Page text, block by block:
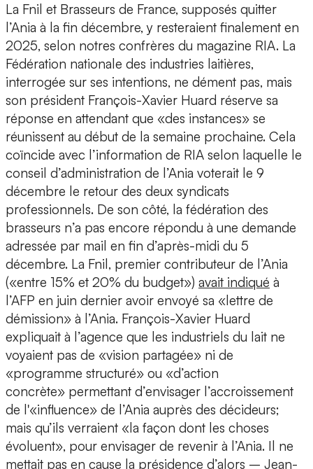
La Fnil et Brasseurs de France, supposés quitter
l’Ania à la fin décembre, y resteraient finalement en
2025, selon notres confrères du magazine RIA. La
Fédération nationale des industries laitières,
interrogée sur ses intentions, ne dément pas, mais
son président François-Xavier Huard réserve sa
réponse en attendant que «des instances» se
réunissent au début de la semaine prochaine. Cela
coïncide avec l’information de RIA selon laquelle le
conseil d’administration de l’Ania voterait le 9
décembre le retour des deux syndicats
professionnels. De son côté, la fédération des
brasseurs n’a pas encore répondu à une demande
adressée par mail en fin d’après-midi du 5
décembre. La Fnil, premier contributeur de l’Ania
(«entre 15% et 20% du budget») avait indiqué à
l’AFP en juin dernier avoir envoyé sa «lettre de
démission» à l’Ania. François-Xavier Huard
expliquait à l’agence que les industriels du lait ne
voyaient pas de «vision partagée» ni de
«programme structuré» ou «d’action
concrète» permettant d’envisager l’accroissement
de l'«influence» de l’Ania auprès des décideurs;
mais qu’ils verraient «la façon dont les choses
évoluent», pour envisager de revenir à l’Ania. Il ne
mettait pas en cause la présidence d’alors – Jean-